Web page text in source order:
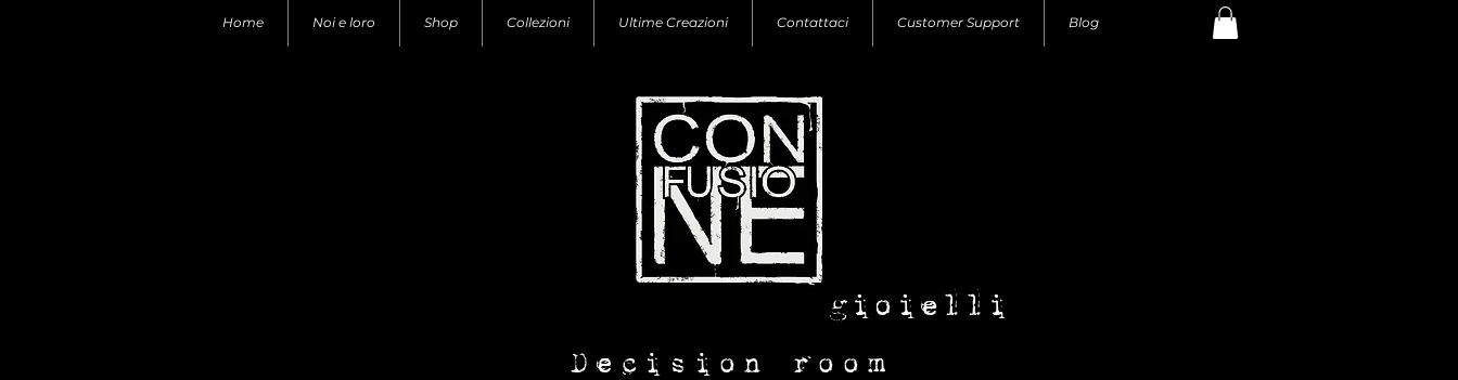
Home Noi e loro Shop Collezioni Ultime Creazioni Contattaci Customer Support Blog
gioielli
Decision room